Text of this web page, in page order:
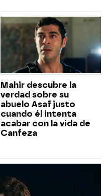
Mahir descubre la
verdad sobre su
abuelo Asaf justo
cuando él intenta
acabar con la vida de
Canfeza